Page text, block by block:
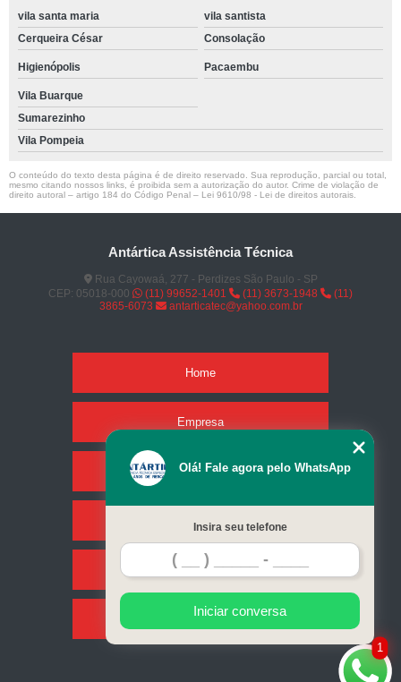
vila santa maria
vila santista
Cerqueira César
Consolação
Higienópolis Pacaembu
Vila Buarque
Sumarezinho
Vila Pompeia
O conteúdo do texto desta página é de direito reservado. Sua reprodução, parcial ou total,
mesmo citando nossos links, é proibida sem a autorização do autor. Crime de violação de
direito autoral – artigo 184 do Código Penal – Lei 9610/98 - Lei de direitos autorais
Antártica Assistência Técnica
Rua Cayowaá, 277 - Perdizes São Paulo - SP
CEP: 05018-000
(11) 99652-1401 (11) 3673-1948
(11)
3865-6073
antarticatec@yahoo.com.br
Home
Empresa
Missão
Serviços
Contato
Mapa do site
1
Olá! Fale agora pelo WhatsApp
Insira seu telefone
Iniciar conversa